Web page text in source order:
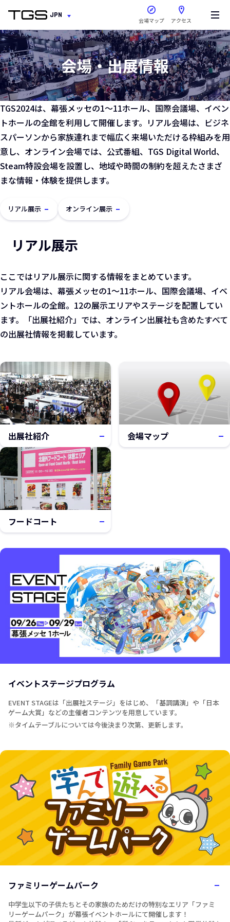
JPN
会場マップ アクセス
新しいウィンドウで開きま
会場・出展情報
TGS2024は、幕張メッセの1～11ホール、国際会議場、イベン
トホールの全館を利用して開催します。リアル会場は、ビジネ
スパーソンから家族連れまで幅広く来場いただける枠組みを用
意し、オンライン会場では、公式番組、TGS Digital World、
Steam特設会場を設置し、地域や時間の制約を超えたさまざ
まな情報・体験を提供します。
リアル展示 オンライン展示
リアル展示
ここではリアル展示に関する情報をまとめています。
リアル会場は、幕張メッセの1～11ホール、国際会議場、イベ
ントホールの全館。12の展示エリアやステージを配置してい
ます。「出展社紹介」では、オンライン出展社も含めたすべて
の出展社情報を掲載しています。
出展社紹介 会場マップ
フードコート
イベントステージプログラム
EVENT STAGEは「出展社ステージ」をはじめ、「基調講演」や「日本
ゲーム大賞」などの主催者コンテンツを用意しています。
※タイムテーブルについては今後決まり次第、更新します。
ファミリーゲームパーク
中学生以下の子供たちとその家族のためだけの特別なエリア「ファミ
リーゲームパーク」が幕張イベントホールにて開催します！